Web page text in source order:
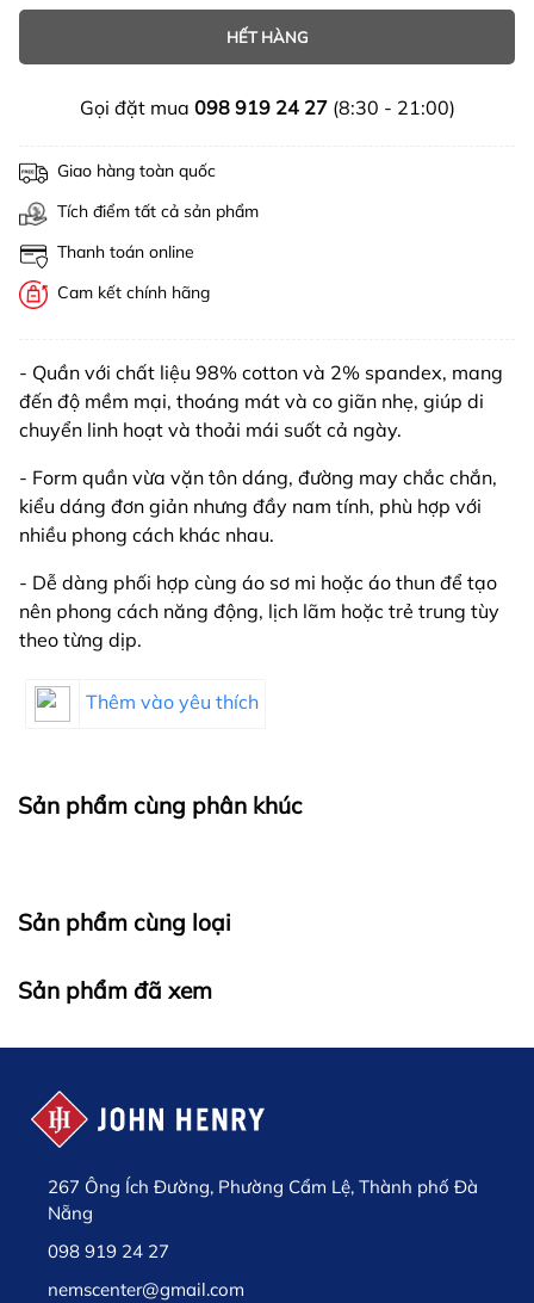
HẾT HÀNG
Gọi đặt mua 098 919 24 27(8:30 - 21:00)
Giao hàng toàn quốc
Tích điểm tất cả sản phẩm
Thanh toán online
Cam kết chính hãng
- Quần với chất liệu 98% cotton và 2% spandex, mang
đến độ mềm mại, thoáng mát và co giãn nhẹ, giúp di
chuyển linh hoạt và thoải mái suốt cả ngày.
- Form quần vừa vặn tôn dáng, đường may chắc chắn,
kiểu dáng đơn giản nhưng đầy nam tính, phù hợp với
nhiều phong cách khác nhau.
- Dễ dàng phối hợp cùng áo sơ mi hoặc áo thun để tạo
nên phong cách năng động, lịch lãm hoặc trẻ trung tùy
theo từng dịp.
Thêm vào yêu thích
Sản phẩm cùng phân khúc
Sản phẩm cùng loại
Sản phẩm đã xem
267 Ông Ích Đường, Phường Cẩm Lệ, Thành phố Đà
Nẵng
098 919 24 27
nemscenter@gmail.com